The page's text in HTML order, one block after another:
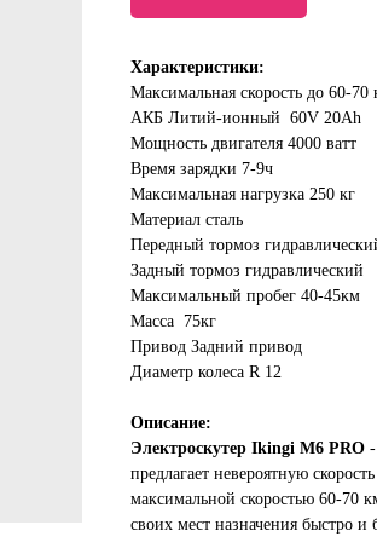
Характеристики:
Максимальная скорость до 60-70
АКБ Литий-ионный 60V 20Ah
Мощность двигателя 4000 ватт
Время зарядки 7-9ч
Максимальная нагрузка 250 кг
Материал сталь
Передный тормоз
Задный тормоз гидравлический
Максимальный пробег 40-45км
Масса 75кг
Привод Задний привод
Диаметр колеса R 12
Описание:
Электроскутер Ikingi M6 PRO
предлагает невероятную
максимальной скоростью 60-70
своих мест назначения быстро и